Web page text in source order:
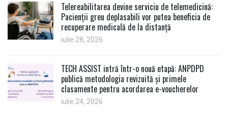
Telereabilitarea devine serviciu de telemedicină:
Pacienții greu deplasabili vor putea beneficia de
recuperare medicală de la distanță
iulie 28, 2026
TECH ASSIST intră într-o nouă etapă: ANPDPD
publică metodologia revizuită și primele
clasamente pentru acordarea e-voucherelor
iulie 24, 2026